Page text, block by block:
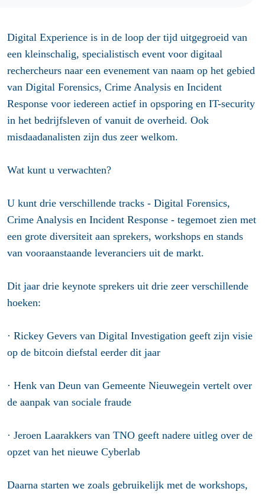
Digital Experience is in de loop der tijd uitgegroeid van
een kleinschalig, specialistisch event voor digitaal
rechercheurs naar een evenement van naam op het gebied
van Digital Forensics, Crime Analysis en Incident
Response voor iedereen actief in opsporing en IT-security
in het bedrijfsleven of vanuit de overheid. Ook
misdaadanalisten zijn dus zeer welkom.
Wat kunt u verwachten?
U kunt drie verschillende tracks - Digital Forensics,
Crime Analysis en Incident Response - tegemoet zien met
een grote diversiteit aan sprekers, workshops en stands
van vooraanstaande leveranciers uit de markt.
Dit jaar drie keynote sprekers uit drie zeer verschillende
hoeken:
· Rickey Gevers van Digital Investigation geeft zijn visie
op de bitcoin diefstal eerder dit jaar
· Henk van Deun van Gemeente Nieuwegein vertelt over
de aanpak van sociale fraude
· Jeroen Laarakkers van TNO geeft nadere uitleg over de
opzet van het nieuwe Cyberlab
Daarna starten we zoals gebruikelijk met de workshops,